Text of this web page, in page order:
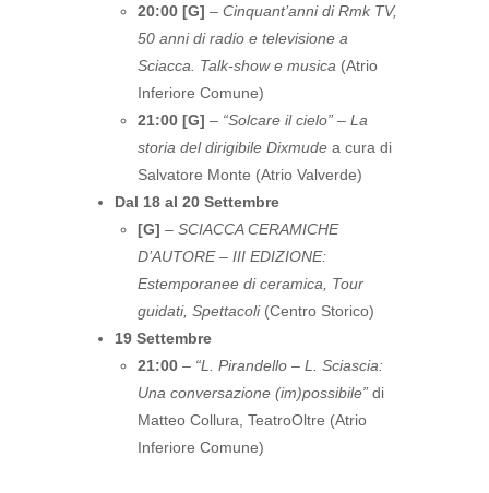
20:00 [G] – Cinquant’anni di Rmk TV,
50 anni di radio e televisione a
Sciacca. Talk-show e musica (Atrio
Inferiore Comune)
21:00 [G] – “Solcare il cielo” – La
storia del dirigibile Dixmude a cura di
Salvatore Monte (Atrio Valverde)
Dal 18 al 20 Settembre
[G] – SCIACCA CERAMICHE
D’AUTORE – III EDIZIONE:
Estemporanee di ceramica, Tour
guidati, Spettacoli(Centro Storico)
19 Settembre
21:00 – “L. Pirandello – L. Sciascia:
Una conversazione (im)possibile” di
Matteo Collura, TeatroOltre (Atrio
Inferiore Comune)